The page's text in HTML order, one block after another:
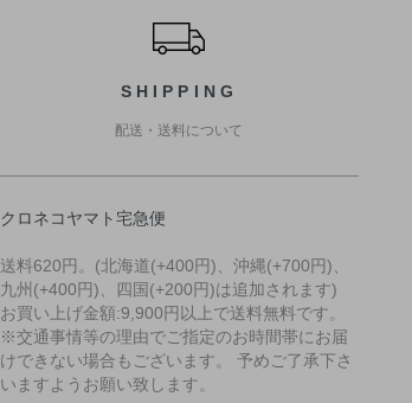
SHIPPING
配送・送料について
クロネコヤマト宅急便
送料620円。(北海道(+400円)、沖縄(+700円)、
九州(+400円)、四国(+200円)は追加されます)
お買い上げ金額:9,900円以上で送料無料です。
※交通事情等の理由でご指定のお時間帯にお届
けできない場合もございます。 予めご了承下さ
いますようお願い致します。